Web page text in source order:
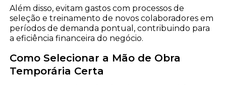
Além disso, evitam gastos com processos de
seleção e treinamento de novos colaboradores em
períodos de demanda pontual, contribuindo para
a eficiência financeira do negócio.
Como Selecionar a Mão de Obra
Temporária Certa